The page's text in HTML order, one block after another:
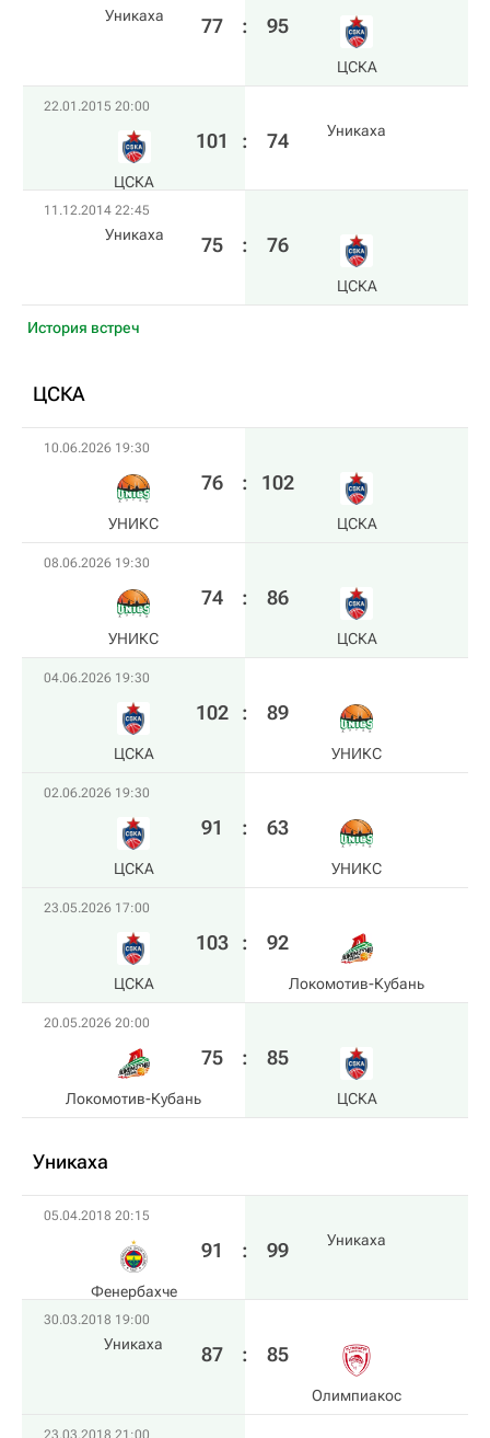
Уникаха 77 : 95
ЦСКА
22.01.2015 20:00
ЦСКА
101 : 74 Уникаха
11.12.2014 22:45
Уникаха 75 : 76
ЦСКА
История встреч
ЦСКА
10.06.2026 19:30
УНИКС
76 : 102
ЦСКА
08.06.2026 19:30
УНИКС
74 : 86
ЦСКА
04.06.2026 19:30
ЦСКА
102 : 89
УНИКС
02.06.2026 19:30
ЦСКА
91 : 63
УНИКС
23.05.2026 17:00
ЦСКА
103 : 92
Локомотив-Кубань
20.05.2026 20:00
Локомотив-Кубань
75 : 85
ЦСКА
Уникаха
05.04.2018 20:15
Фенербахче
91 : 99 Уникаха
30.03.2018 19:00
Уникаха 87 : 85
Олимпиакос
23.03.2018 21:00